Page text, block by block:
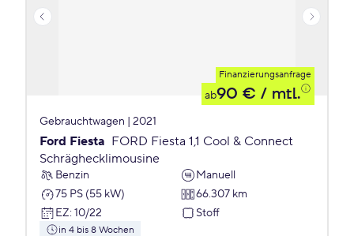
Finanzierungsanfrage
ab90 € / mtl.
Gebrauchtwagen | 2021
Ford Fiesta FORD Fiesta 1,1 Cool & Connect
Schräghecklimousine
Benzin
Manuell
75 PS (55 kW)
66.307 km
EZ: 10/22 Stoff
in 4 bis 8 Wochen